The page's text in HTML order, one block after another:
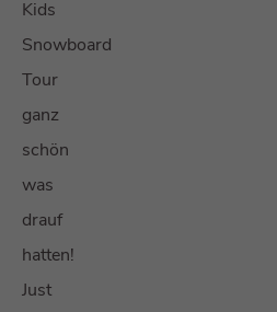
Kids
Snowboard
Tour
ganz
schön
was
drauf
hatten!
Just